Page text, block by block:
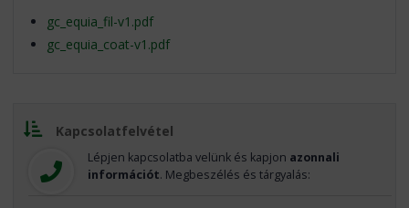
gc_equia_fil-v1.pdf
gc_equia_coat-v1.pdf
Kapcsolatfelvétel
Lépjen kapcsolatba velünk és kapjon azonnali
információt. Megbeszélés és tárgyalás: